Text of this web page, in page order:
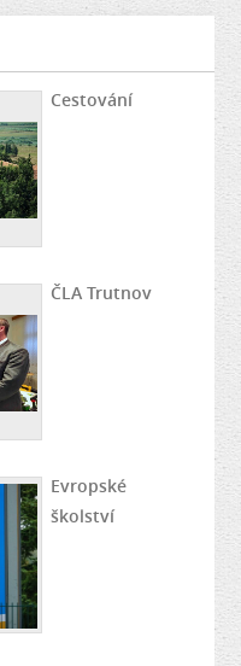
Cestování
ČLA Trutnov
Evropské
školství